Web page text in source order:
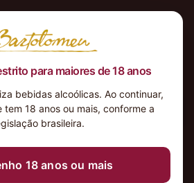
para maiores de 18 anos
bebidas alcoólicas. Ao continuar,
18 anos ou mais, conforme a
brasileira.
18 anos ou mais
encontrado para a sua seleção.